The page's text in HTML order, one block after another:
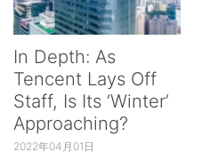
In Depth: As
Tencent Lays Off
Staff, Is Its ‘Winter’
Approaching?
2022年04月01日